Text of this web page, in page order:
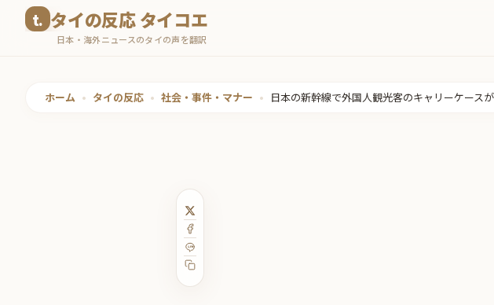
タイの反応 タイコエ
日本・海外ニュースのタイの声を翻訳
ホーム • タイの反応 • 社会・事件・マナー • 日本の新幹線で外国人観光客のキャリーケース